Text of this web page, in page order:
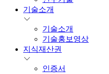
기술소개
기술소개
기술홍보영상
지식재산권
인증서